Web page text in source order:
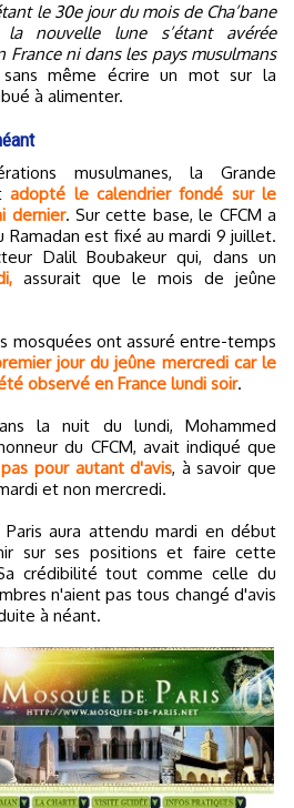
le 30e jour du mois de Cha’bane
nouvelle lune s’étant avérée
ni dans les pays musulmans
même écrire un mot sur la
à alimenter.
adopté le calendrier fondé sur le
dernier. Sur cette base, le CFCM a
est fixé au mardi 9 juillet.
Dalil Boubakeur qui, dans un
assurait que le mois de jeûne
mosquées ont assuré entre-temps
jour du jeûne mercredi car le
observé en France lundi soir.
la nuit du lundi, Mohammed
du CFCM, avait indiqué que
pour autant d'avis, à savoir que
et non mercredi.
aura attendu mardi en début
sur ses positions et faire cette
crédibilité tout comme celle du
n'aient pas tous changé d'avis
à néant.